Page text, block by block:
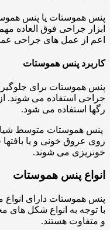
پنس هموستات یا پنس
ابزار جراحی فوق العاده
اعم از عمل های جراحی
کاربرد پنس هموستات
پنس هموستات برای
جراحی استفاده می شوند.
رگها استفاده می شود.
پنس هموستات متوسط
روی عروق خونی و یا
خونریزی می شوند.
انواع پنس هموستات
پنس هموستات دارای
با توجه به انواع شکل های
و متفاوت هستند.